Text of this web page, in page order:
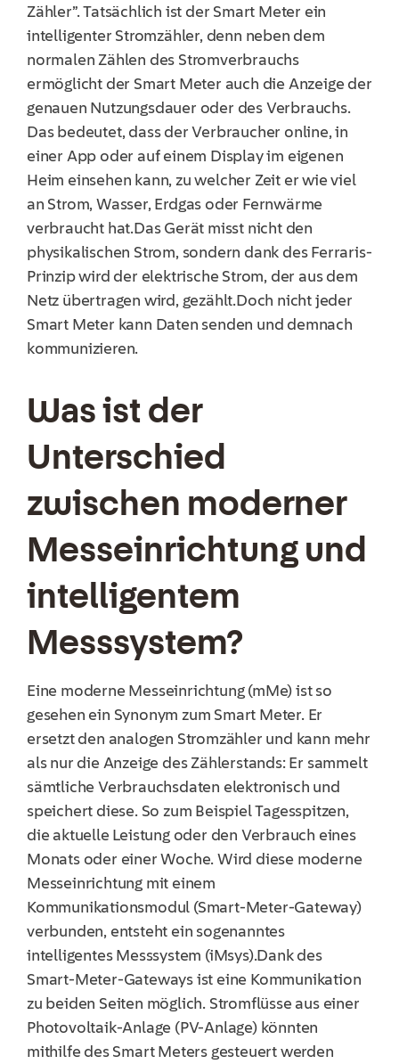
Zähler”. Tatsächlich ist der Smart Meter ein
intelligenter Stromzähler, denn neben dem
normalen Zählen des Stromverbrauchs
ermöglicht der Smart Meter auch die Anzeige der
genauen Nutzungsdauer oder des Verbrauchs.
Das bedeutet, dass der Verbraucher online, in
einer App oder auf einem Display im eigenen
Heim einsehen kann, zu welcher Zeit er wie viel
an Strom, Wasser, Erdgas oder Fernwärme
verbraucht hat.Das Gerät misst nicht den
physikalischen Strom, sondern dank des Ferraris-
Prinzip wird der elektrische Strom, der aus dem
Netz übertragen wird, gezählt.Doch nicht jeder
Smart Meter kann Daten senden und demnach
kommunizieren.
Was ist der
Unterschied
zwischen moderner
Messeinrichtung und
intelligentem
Messsystem?
Eine moderne Messeinrichtung (mMe) ist so
gesehen ein Synonym zum Smart Meter. Er
ersetzt den analogen Stromzähler und kann mehr
als nur die Anzeige des Zählerstands: Er sammelt
sämtliche Verbrauchsdaten elektronisch und
speichert diese. So zum Beispiel Tagesspitzen,
die aktuelle Leistung oder den Verbrauch eines
Monats oder einer Woche. Wird diese moderne
Messeinrichtung mit einem
Kommunikationsmodul (Smart-Meter-Gateway)
verbunden, entsteht ein sogenanntes
intelligentes Messsystem (iMsys).Dank des
Smart-Meter-Gateways ist eine Kommunikation
zu beiden Seiten möglich. Stromflüsse aus einer
Photovoltaik-Anlage (PV-Anlage) könnten
mithilfe des Smart Meters gesteuert werden